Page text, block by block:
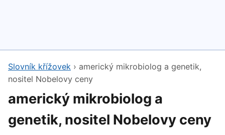
Slovník křížovek › americký mikrobiolog a genetik,
nositel Nobelovy ceny
americký mikrobiolog a
genetik, nositel Nobelovy ceny